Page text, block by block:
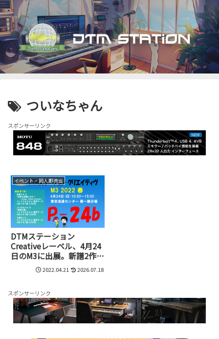
ついなちゃん
スポンサーリンク
イベント・同人即売会
DTMステーション
Creativeレーベル、4月24
日のM3に出展。新譜2作品
をUSBメモリのステム版
としてリリース
2022.04.21 2026.07.18
スポンサーリンク